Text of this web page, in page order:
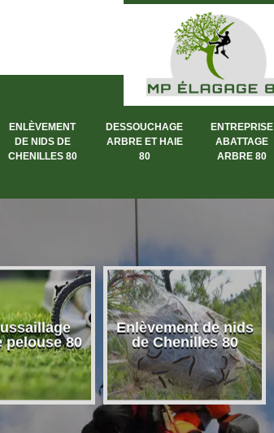
ENLÈVEMENT
DE NIDS DE
CHENILLES 80
DESSOUCHAGE
ARBRE ET HAIE
80
ENTREPRISE
ABATTAGE
ARBRE 80
pelouse 80
Enlèvement de nids
de Chenilles 80